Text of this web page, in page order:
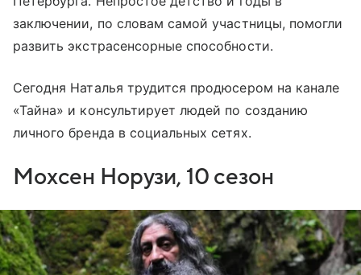
заключении, по словам самой участницы, помогли
развить экстрасенсорные способности.
Сегодня Наталья трудится продюсером на канале
«Тайна» и консультирует людей по созданию
личного бренда в социальных сетях.
Мохсен Норузи, 10 сезон